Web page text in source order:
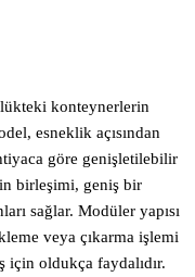
konteynerlerin
esneklik açısından
göre genişletilebilir
birleşimi, geniş bir
sağlar. Modüler yapısı
veya çıkarma işlemi
için oldukça faydalıdır.